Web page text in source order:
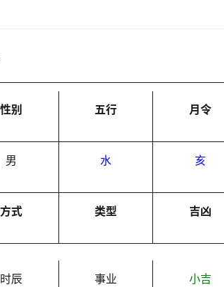
性别 五行 月令
男 水 亥
方式 类型 吉凶
时辰 事业 小吉